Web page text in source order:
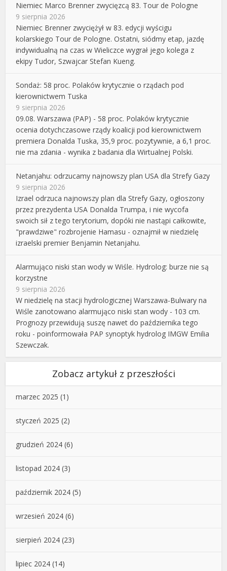
Niemiec Marco Brenner zwycięzcą 83. Tour de Pologne
9 sierpnia 2026
Niemiec Brenner zwyciężył w 83. edycji wyścigu
kolarskiego Tour de Pologne. Ostatni, siódmy etap, jazdę
indywidualną na czas w Wieliczce wygrał jego kolega z
ekipy Tudor, Szwajcar Stefan Kueng.
Sondaż: 58 proc. Polaków krytycznie o rządach pod
kierownictwem Tuska
9 sierpnia 2026
09.08. Warszawa (PAP) - 58 proc. Polaków krytycznie
ocenia dotychczasowe rządy koalicji pod kierownictwem
premiera Donalda Tuska, 35,9 proc. pozytywnie, a 6,1 proc.
nie ma zdania - wynika z badania dla Wirtualnej Polski.
Netanjahu: odrzucamy najnowszy plan USA dla Strefy Gazy
9 sierpnia 2026
Izrael odrzuca najnowszy plan dla Strefy Gazy, ogłoszony
przez prezydenta USA Donalda Trumpa, i nie wycofa
swoich sił z tego terytorium, dopóki nie nastąpi całkowite,
"prawdziwe" rozbrojenie Hamasu - oznajmił w niedzielę
izraelski premier Benjamin Netanjahu.
Alarmująco niski stan wody w Wiśle. Hydrolog: burze nie są
korzystne
9 sierpnia 2026
W niedzielę na stacji hydrologicznej Warszawa-Bulwary na
Wiśle zanotowano alarmująco niski stan wody - 103 cm.
Prognozy przewidują suszę nawet do października tego
roku - poinformowała PAP synoptyk hydrolog IMGW Emilia
Szewczak.
Zobacz artykuł z przeszłości
marzec 2025 (1)
styczeń 2025 (2)
grudzień 2024 (6)
listopad 2024 (3)
październik 2024 (5)
wrzesień 2024 (6)
sierpień 2024 (23)
lipiec 2024 (14)